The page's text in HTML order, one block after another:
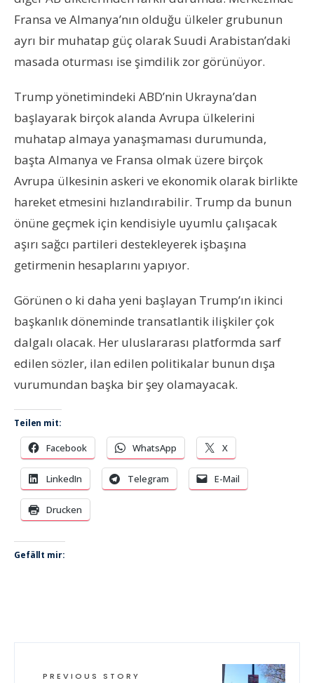
Fransa ve Almanya’nın olduğu ülkeler grubunun
ayrı bir muhatap güç olarak Suudi Arabistan’daki
masada oturması ise şimdilik zor görünüyor.
Trump yönetimindeki ABD’nin Ukrayna’dan
başlayarak birçok alanda Avrupa ülkelerini
muhatap almaya yanaşmaması durumunda,
başta Almanya ve Fransa olmak üzere birçok
Avrupa ülkesinin askeri ve ekonomik olarak birlikte
hareket etmesini hızlandırabilir. Trump da bunun
önüne geçmek için kendisiyle uyumlu çalışacak
aşırı sağcı partileri destekleyerek işbaşına
getirmenin hesaplarını yapıyor.
Görünen o ki daha yeni başlayan Trump’ın ikinci
başkanlık döneminde transatlantik ilişkiler çok
dalgalı olacak. Her uluslararası platformda sarf
edilen sözler, ilan edilen politikalar bunun dışa
vurumundan başka bir şey olamayacak.
Teilen mit:
Facebook WhatsApp X
LinkedIn Telegram E-Mail
Drucken
Gefällt mir:
PREVIOUS STORY